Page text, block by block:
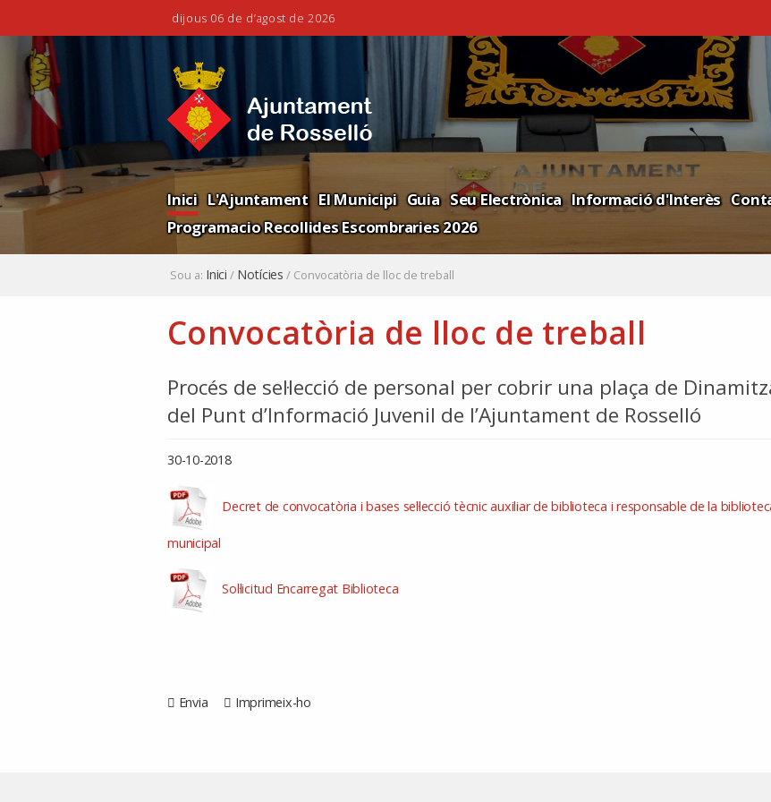
dijous 06 de d’agost de 2026
al
contingut.
Salta
a
la
navegació
personals
Inici L'Ajuntament El Municipi Guia Seu Electrònica Informació d'Interès
Programacio Recollides Escombraries 2026
Sou a: Inici / Notícies / Convocatòria de lloc de treball
Convocatòria de lloc de treball
Procés de sel·lecció de personal per cobrir una plaça de
del Punt d’Informació Juvenil de l’Ajuntament de Rosselló
30-10-2018
Decret de convocatòria i bases sel·lecció tècnic auxiliar de biblioteca i responsable de la
municipal
Sol·licitud Encarregat Biblioteca
Envia Imprimeix-ho